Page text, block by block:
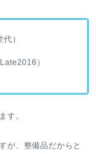
）
）
す。
が、整備品だからと